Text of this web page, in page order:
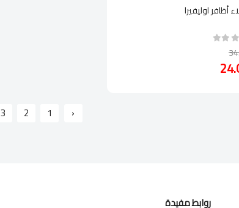
أظافر اوليفيرا
‹
1
2
3
روابط مفيدة